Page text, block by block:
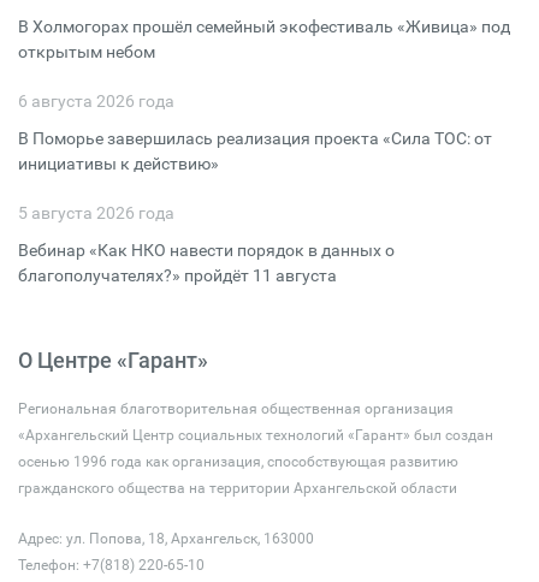
В Холмогорах прошёл семейный экофестиваль «Живица» под
открытым небом
6 августа 2026 года
В Поморье завершилась реализация проекта «Сила ТОС: от
инициативы к действию»
5 августа 2026 года
Вебинар «Как НКО навести порядок в данных о
благополучателях?» пройдёт 11 августа
О Центре «Гарант»
Региональная благотворительная общественная организация
«Архангельский Центр социальных технологий «Гарант» был создан
осенью 1996 года как организация, способствующая развитию
гражданского общества на территории Архангельской области
Адрес: ул. Попова, 18, Архангельск, 163000
Телефон: +7(818) 220-65-10